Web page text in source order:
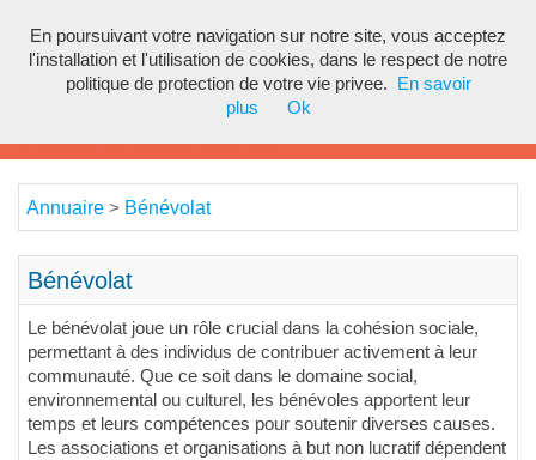
Annuaire > Bénévolat
Bénévolat
Le bénévolat joue un rôle crucial dans la cohésion sociale,
permettant à des individus de contribuer activement à leur
communauté. Que ce soit dans le domaine social,
environnemental ou culturel, les bénévoles apportent leur
temps et leurs compétences pour soutenir diverses causes.
Les associations et organisations à but non lucratif dépendent
En poursuivant votre navigation sur notre site, vous acceptez
l'installation et l'utilisation de cookies, dans le respect de notre
politique de protection de votre vie privee.
En savoir
plus
Ok